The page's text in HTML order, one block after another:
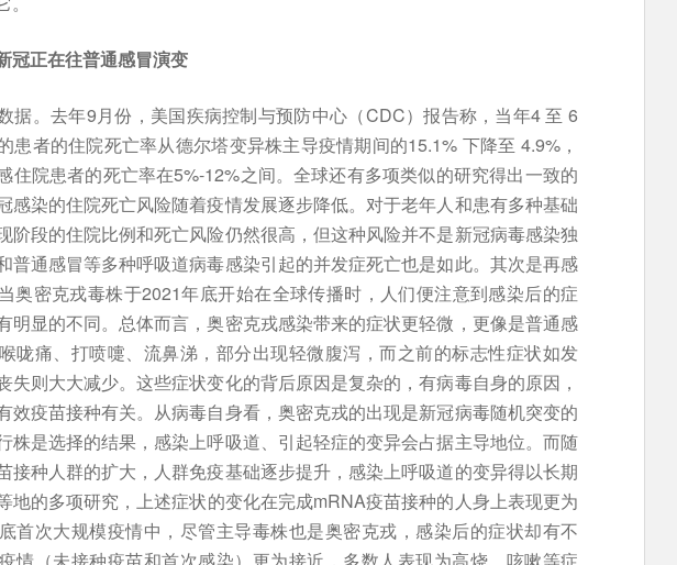
冠正在往普通感冒演变
据。去年9月份，美国疾病控制与预防中心（CDC）报告称，当年4 至 6
患者的住院死亡率从德尔塔变异株主导疫情期间的15.1% 下降至 4.9%，
住院患者的死亡率在5%-12%之间。全球还有多项类似的研究得出一致的
感染的住院死亡风险随着疫情发展逐步降低。对于老年人和患有多种基础
阶段的住院比例和死亡风险仍然很高，但这种风险并不是新冠病毒感染独
普通感冒等多种呼吸道病毒感染引起的并发症死亡也是如此。其次是再感
奥密克戎毒株于2021年底开始在全球传播时，人们便注意到感染后的症
明显的不同。总体而言，奥密克戎感染带来的症状更轻微，更像是普通感
咙痛、打喷嚏、流鼻涕，部分出现轻微腹泻，而之前的标志性症状如发
失则大大减少。这些症状变化的背后原因是复杂的，有病毒自身的原因，
效疫苗接种有关。从病毒自身看，奥密克戎的出现是新冠病毒随机突变的
株是选择的结果，感染上呼吸道、引起轻症的变异会占据主导地位。而随
接种人群的扩大，人群免疫基础逐步提升，感染上呼吸道的变异得以长期
地的多项研究，上述症状的变化在完成mRNA疫苗接种的人身上表现更为
首次大规模疫情中，尽管主导毒株也是奥密克戎，感染后的症状却有不